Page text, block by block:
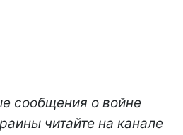
сообщения о войне
читайте на канале